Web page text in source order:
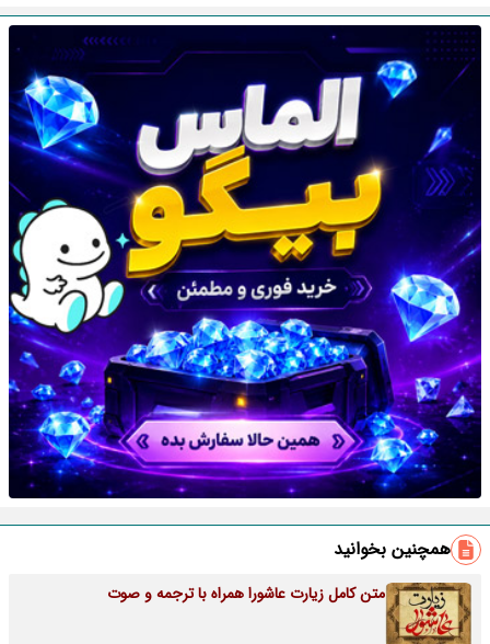
همچنین بخوانید
متن کامل زیارت عاشورا همراه با ترجمه و صوت